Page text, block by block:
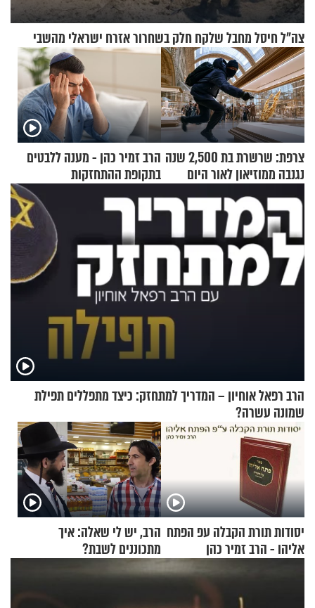
צה"ל חיסל מחבל שלקח חלק בשחרור אזרח ישראלי מהשבי
צרפת: שרשרת בת 2,500 שנה
נגנבה ממוזיאון לאור היום
הרב זמיר כהן - מענה ללבטים
בתקופת ההתחזקות
הרב רפאל אוחיון – המדריך למתחזק: כיצד מתפללים תפילת
שמונה עשרה?
יסודות תורת הקבלה עפ הפתח
אליהו - הרב זמיר כהן
הרב, יש לי שאלה: איך
מתכוננים לשבת?